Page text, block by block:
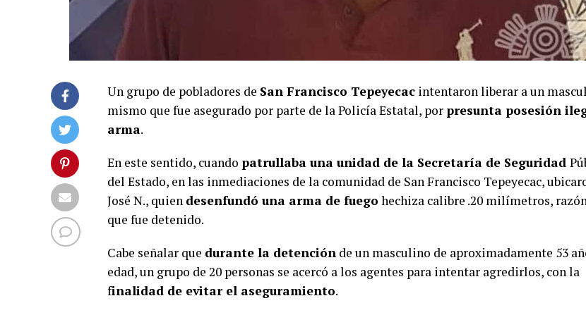
Un grupo de pobladores de San Francisco Tepeyecac intentaron liberar a un
mismo que fue asegurado por parte de la Policía Estatal, por presunta posesión
arma.
En este sentido, cuando patrullaba una unidad de la Secretaría de Seguridad
del Estado, en las inmediaciones de la comunidad de San Francisco Tepeyecac,
José N., quien desenfundó una arma de fuego hechiza calibre .20 milímetros,
que fue detenido.
Cabe señalar que durante la detención de un masculino de aproximadamente 53
edad, un grupo de 20 personas se acercó a los agentes para intentar agredirlos, con la
finalidad de evitar el aseguramiento.